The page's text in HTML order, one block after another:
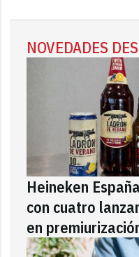
NOVEDADES
Heineken
con cuatro
en